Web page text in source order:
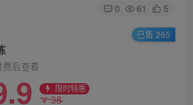
0 61 5
后查看
限时特惠
￥38
已售 265